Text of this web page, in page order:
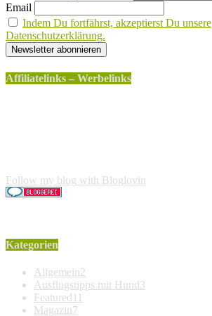
Email
Indem Du fortfährst, akzeptierst Du unsere
Datenschutzerklärung.
Affiliatelinks – Werbelinks
Follow my blog with Bloglovin
Kategorien
Allgemein2
Ausflugstipps mit Hund3
Featured 11
Magazin7